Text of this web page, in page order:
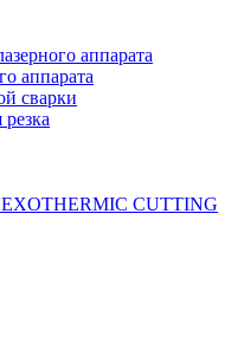
аппарата
аппарата
сварки
CUTTING